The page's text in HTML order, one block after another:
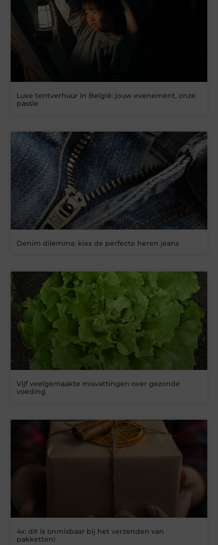
Luxe tentverhuur in België: jouw evenement, onze
passie
Denim dilemma: kies de perfecte heren jeans
Vijf veelgemaakte misvattingen over gezonde
voeding
4x: dit is onmisbaar bij het verzenden van
pakketten!